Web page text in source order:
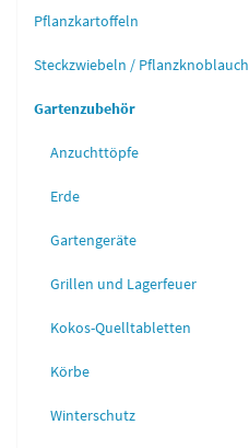
Pflanzkartoffeln
Steckzwiebeln / Pflanzknoblauch
Gartenzubehör
Anzuchttöpfe
Erde
Gartengeräte
Grillen und Lagerfeuer
Kokos-Quelltabletten
Körbe
Winterschutz